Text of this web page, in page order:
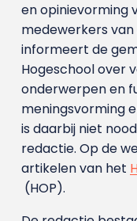
en opinievorming
medewerkers van
informeert de
Hogeschool over
onderwerpen en
meningsvorming
is daarbij niet
redactie. Op de
artikelen van het
(HOP).